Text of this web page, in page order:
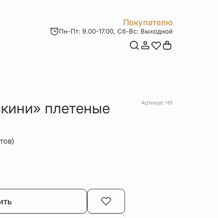
Покупателю
Акции
Пн-Пт: 9.00-17.00, Сб-Вс: Выходной
плетеные
Артикул: Ч6